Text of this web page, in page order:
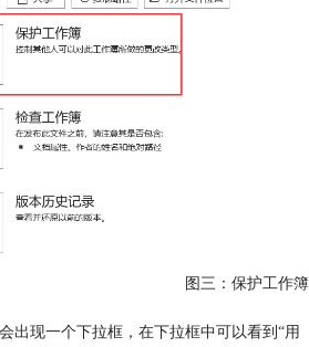
护工作簿
现一个下拉框，在下拉框中可以看到“用